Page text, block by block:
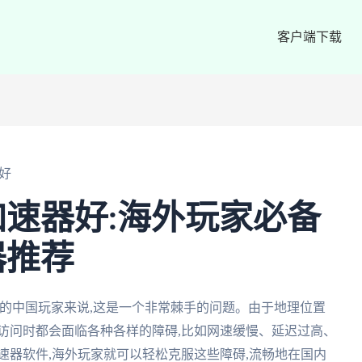
客户端下载
器好:海外玩家必备
荐
中国玩家来说,这是一个非常棘手的问题。由于地理位置
时都会面临各种各样的障碍,比如网速缓慢、延迟过高、
器软件,海外玩家就可以轻松克服这些障碍,流畅地在国内